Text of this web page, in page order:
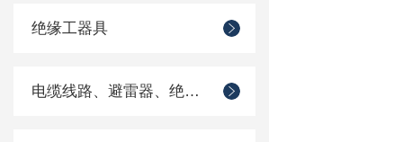
绝缘工器具
电缆线路、避雷器、绝缘子测试仪器